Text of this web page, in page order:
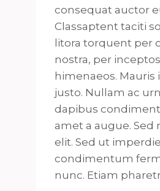
consequat auctor
Classaptent taciti
litora torquent per
nostra, per inceptos
himenaeos. Mauris
justo. Nullam ac
dapibus
amet a augue. Sed
elit. Sed ut
condimentum
nunc. Etiam